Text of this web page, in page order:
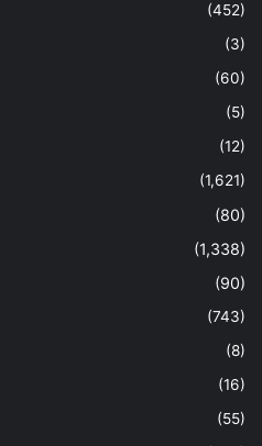
(452)
(3)
(60)
(5)
(12)
(1,621)
(80)
(1,338)
(90)
(743)
(8)
(16)
(55)